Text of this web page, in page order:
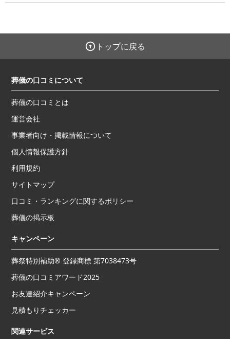
トップに戻る
葬儀の口コミについて
葬儀の口コミとは
運営会社
事業者向け・掲載情報について
個人情報保護方針
利用規約
サイトマップ
口コミ・ランキングに関するポリシー
葬儀の掲示板
キャンペーン
葬祭特別補助® 登録商標 第7038473号
葬儀の口コミアワード2025
お友達紹介キャンペーン
見積もりチェッカー
関連サービス